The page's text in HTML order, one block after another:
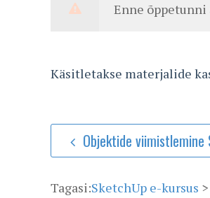
Enne
Käsitletakse materjalide
Objektide
Tagasi:SketchUp e-kursus >